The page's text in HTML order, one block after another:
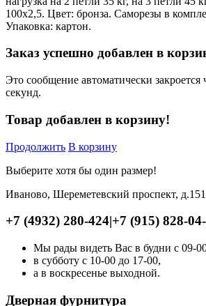
100x2,5. Цвет: бронза. Саморезы в
Упаковка: картон.
Заказ успешно добавлен в
Это сообщение автоматически закроется
секунд.
Товар добавлен в корзину!
Продолжить В корзину
Выберите хотя бы один размер!
Иваново, Шереметевский проспект, д.151
+7 (4932) 280-424|+7 (915) 828-
Мы рады видеть Вас в будни с 09-
в субботу с 10-00 до 17-00,
а в воскресенье выходной.
Дверная фурнитура